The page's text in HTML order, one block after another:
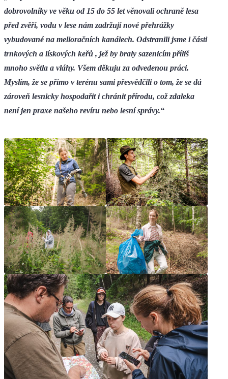
dobrovolníky ve věku od 15 do 55 let věnovali ochraně lesa
před zvěří, vodu v lese nám zadržují nové přehrážky
vybudované na melioračních kanálech. Odstranili jsme i části
trnkových a lískových keřů , jež by braly sazenicím příliš
mnoho světla a vláhy. Všem děkuju za odvedenou práci.
Myslím, že se přímo v terénu sami přesvědčili o tom, že se dá
zároveň lesnicky hospodařit i chránit přírodu, což zdaleka
není jen praxe našeho revíru nebo lesní správy.“